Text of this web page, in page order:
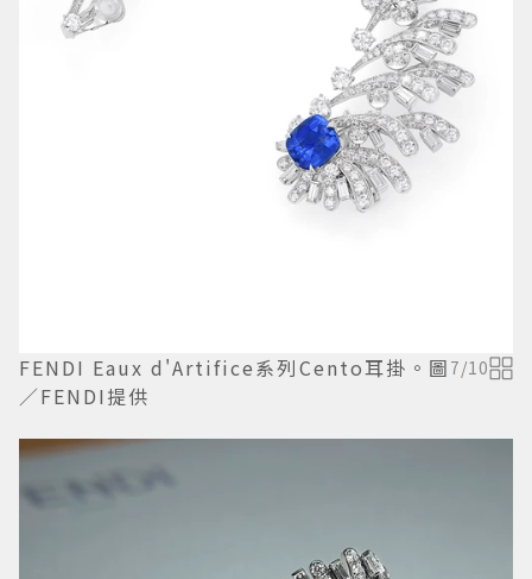
FENDI Eaux d'Artifice系列Cento耳掛。圖
／FENDI提供
7/10